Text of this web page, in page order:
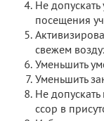
Не
посещения
свежем
Уменьшить
Уменьшить
Не
ссор в